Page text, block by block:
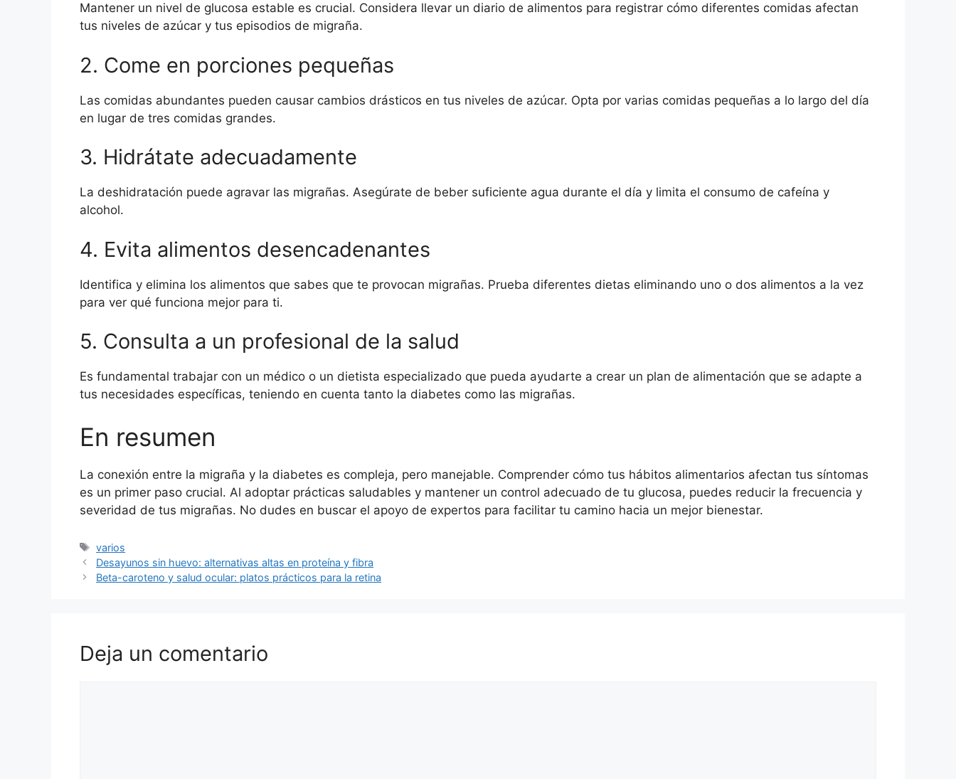
Mantener un nivel de glucosa estable es crucial. Considera llevar un diario de alimentos para registrar cómo diferentes comidas afectan
tus niveles de azúcar y tus episodios de migraña.
2. Come en porciones pequeñas
Las comidas abundantes pueden causar cambios drásticos en tus niveles de azúcar. Opta por varias comidas pequeñas a lo largo del día
en lugar de tres comidas grandes.
3. Hidrátate adecuadamente
La deshidratación puede agravar las migrañas. Asegúrate de beber suficiente agua durante el día y limita el consumo de cafeína y
alcohol.
4. Evita alimentos desencadenantes
Identifica y elimina los alimentos que sabes que te provocan migrañas. Prueba diferentes dietas eliminando uno o dos alimentos a la vez
para ver qué funciona mejor para ti.
5. Consulta a un profesional de la salud
Es fundamental trabajar con un médico o un dietista especializado que pueda ayudarte a crear un plan de alimentación que se adapte a
tus necesidades específicas, teniendo en cuenta tanto la diabetes como las migrañas.
En resumen
La conexión entre la migraña y la diabetes es compleja, pero manejable. Comprender cómo tus hábitos alimentarios afectan tus síntomas
es un primer paso crucial. Al adoptar prácticas saludables y mantener un control adecuado de tu glucosa, puedes reducir la frecuencia y
severidad de tus migrañas. No dudes en buscar el apoyo de expertos para facilitar tu camino hacia un mejor bienestar.
Etiquetas
varios
Desayunos sin huevo: alternativas altas en proteína y fibra
Beta-caroteno y salud ocular: platos prácticos para la retina
Deja un comentario